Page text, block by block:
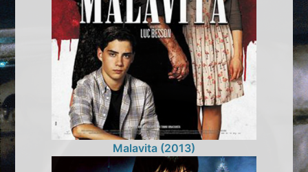
Malavita (2013)